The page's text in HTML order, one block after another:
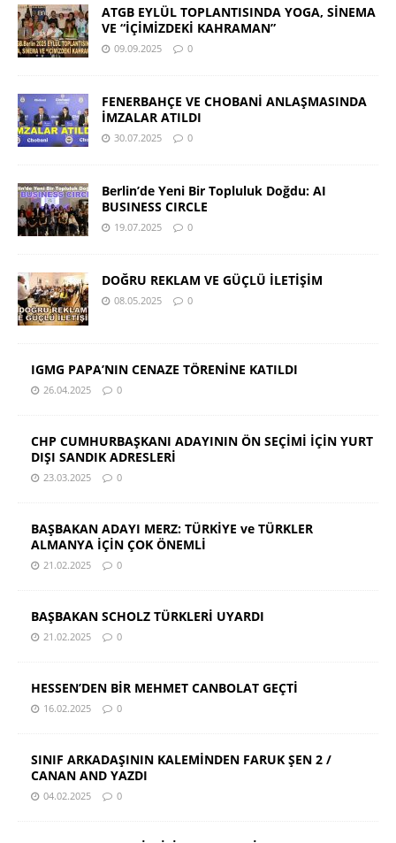
ATGB EYLÜL TOPLANTISINDA YOGA, SİNEMA
VE “İÇİMİZDEKİ KAHRAMAN”
09.09.2025 0
FENERBAHÇE VE CHOBANİ ANLAŞMASINDA
İMZALAR ATILDI
30.07.2025 0
Berlin’de Yeni Bir Topluluk Doğdu: AI
BUSINESS CIRCLE
19.07.2025 0
DOĞRU REKLAM VE GÜÇLÜ İLETİŞİM
08.05.2025 0
IGMG PAPA’NIN CENAZE TÖRENİNE KATILDI
26.04.2025 0
CHP CUMHURBAŞKANI ADAYININ ÖN SEÇİMİ İÇİN YURT
DIŞI SANDIK ADRESLERİ
23.03.2025 0
BAŞBAKAN ADAYI MERZ: TÜRKİYE ve TÜRKLER
ALMANYA İÇİN ÇOK ÖNEMLİ
21.02.2025 0
BAŞBAKAN SCHOLZ TÜRKLERİ UYARDI
21.02.2025 0
HESSEN’DEN BİR MEHMET CANBOLAT GEÇTİ
16.02.2025 0
SINIF ARKADAŞININ KALEMİNDEN FARUK ŞEN 2 /
CANAN AND YAZDI
04.02.2025 0